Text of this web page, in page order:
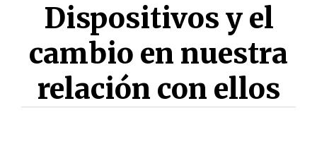
Dispositivos y el
cambio en nuestra
relación con ellos